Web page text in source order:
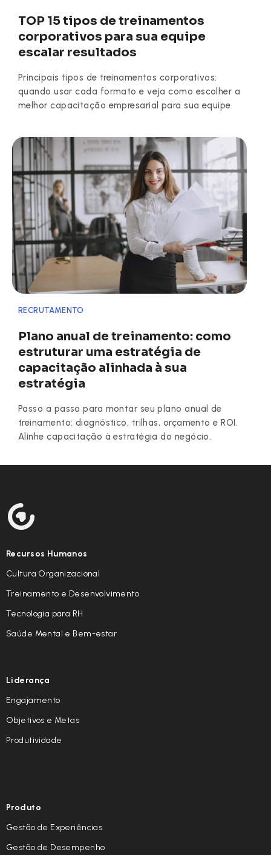
TOP 15 tipos de treinamentos
corporativos para sua equipe
escalar resultados
Principais tipos de treinamentos corporativos:
quando usar cada formato e veja como escolher a
melhor capacitação empresarial para sua equipe.
RECRUTAMENTO
Plano anual de treinamento: como
estruturar uma estratégia de
capacitação alinhada à sua
estratégia
Passo a passo para montar seu plano anual de
treinamento: diagnóstico, trilhas, orçamento e ROI.
Alinhe capacitação à estratégia do negócio.
Recursos Humanos
Cultura Organizacional
Treinamento e Desenvolvimento
Tecnologia para RH
Saúde Mental e Bem-estar
Liderança
Engajamento
Objetivos e Metas
Produtividade
Produto
Gestão de Experiências
Gestão de Desempenho